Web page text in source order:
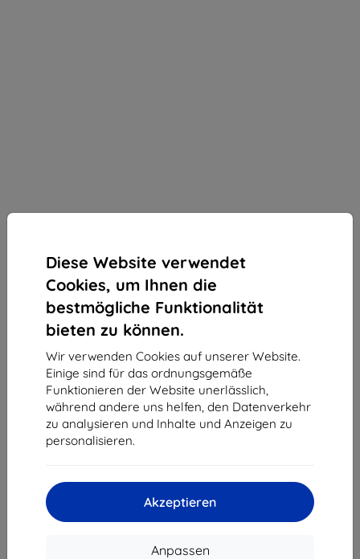
Diese Website verwendet
Cookies, um Ihnen die
bestmögliche Funktionalität
bieten zu können.
Wir verwenden Cookies auf unserer Website.
Einige sind für das ordnungsgemäße
Funktionieren der Website unerlässlich,
während andere uns helfen, den Datenverkehr
zu analysieren und Inhalte und Anzeigen zu
personalisieren.
Akzeptieren
Anpassen
3MK All-In-One Hammer Phone Folie für
Trocken-/Nassanwendung, 5 Stück
(5903108471947)
Geeignet für: Uni
3MK All-In-One Hammer Phone Schutzfolie für Trocken-
oder Nassanwendung, 5 Stück. Praktischer Displayschutz für
den Alltag.
17,90 €
16,11 €